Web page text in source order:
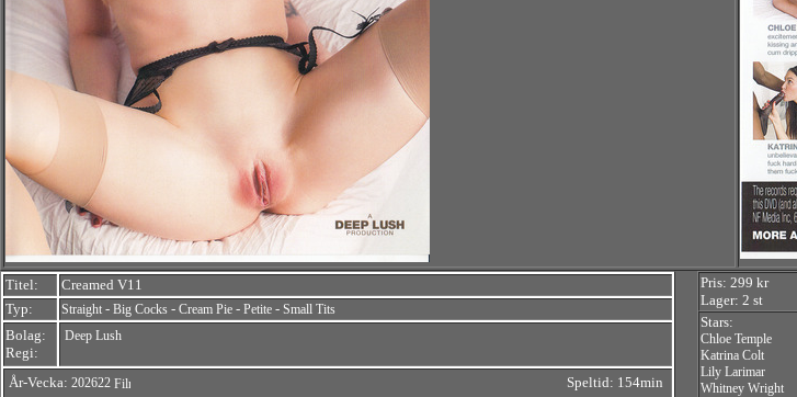
Titel:
Creamed V11
Typ:
Straight - Big Cocks - Cream Pie - Petite - Small Tits
Bolag:
Regi:
Deep Lush
År-Vecka: 202622 Speltid: 154min
Pris: 299 kr
Lager: 2 st
Stars:
Chloe Temple
Katrina Colt
Lily Larimar
Whitney Wright